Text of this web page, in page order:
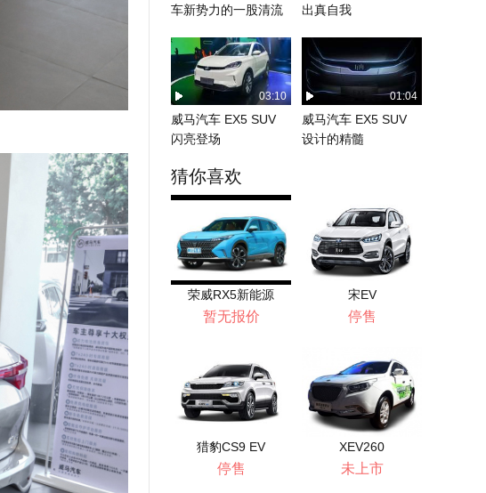
车新势力的一股清流
出真自我
03:10
威马汽车 EX5 SUV
闪亮登场
01:04
威马汽车 EX5 SUV
设计的精髓
猜你喜欢
荣威RX5新能源
暂无报价
宋EV
停售
猎豹CS9 EV
停售
XEV260
未上市